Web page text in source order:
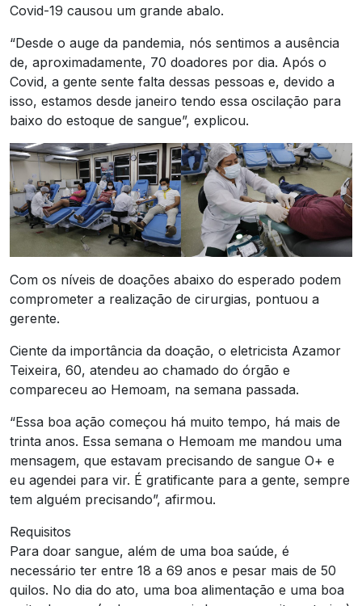
Covid-19 causou um grande abalo.
“Desde o auge da pandemia, nós sentimos a ausência
de, aproximadamente, 70 doadores por dia. Após o
Covid, a gente sente falta dessas pessoas e, devido a
isso, estamos desde janeiro tendo essa oscilação para
baixo do estoque de sangue”, explicou.
Com os níveis de doações abaixo do esperado podem
comprometer a realização de cirurgias, pontuou a
gerente.
Ciente da importância da doação, o eletricista Azamor
Teixeira, 60, atendeu ao chamado do órgão e
compareceu ao Hemoam, na semana passada.
“Essa boa ação começou há muito tempo, há mais de
trinta anos. Essa semana o Hemoam me mandou uma
mensagem, que estavam precisando de sangue O+ e
eu agendei para vir. É gratificante para a gente, sempre
tem alguém precisando”, afirmou.
Requisitos
Para doar sangue, além de uma boa saúde, é
necessário ter entre 18 a 69 anos e pesar mais de 50
quilos. No dia do ato, uma boa alimentação e uma boa